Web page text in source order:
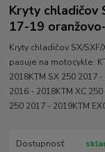
Kryty chladičov
17-19
Kryty chladičov SX/
pasuje na motocykle:
2018KTM SX 250 2017
2016 - 2018KTM XC
250 2017 - 2019KTM
Dostupnosť